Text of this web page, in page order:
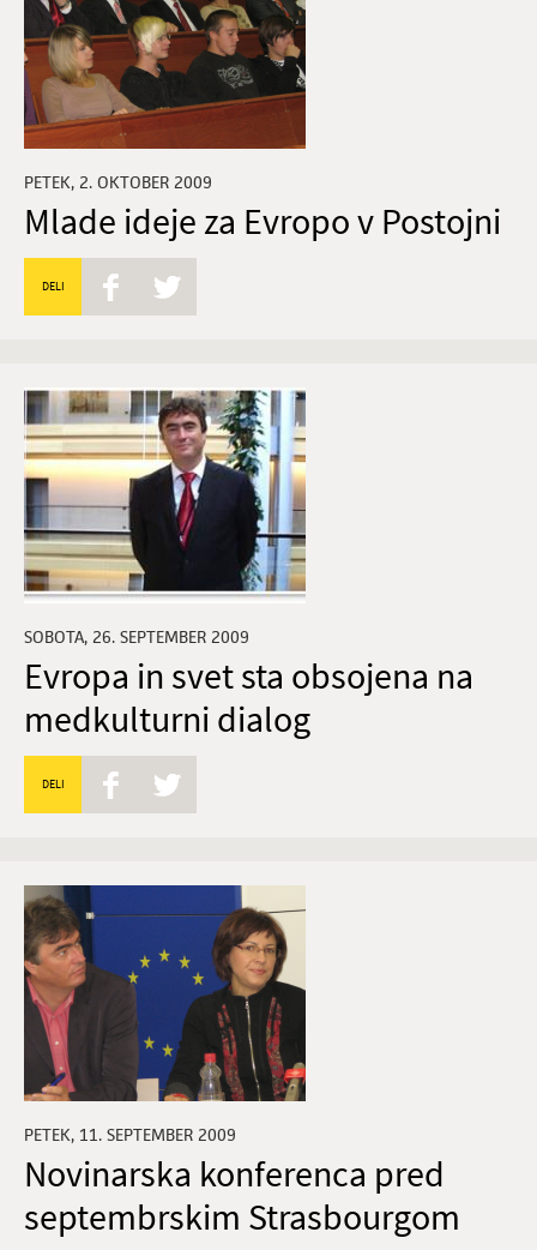
PETEK, 2. OKTOBER 2009
Mlade ideje za Evropo v Postojni
DELI
SOBOTA, 26. SEPTEMBER 2009
Evropa in svet sta obsojena na
medkulturni dialog
DELI
PETEK, 11. SEPTEMBER 2009
Novinarska konferenca pred
septembrskim Strasbourgom